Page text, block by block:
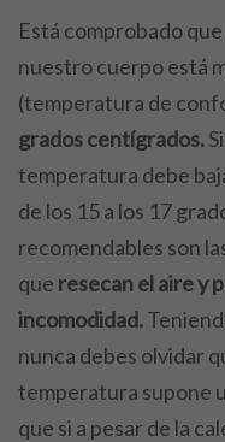
Está comprobado
nuestro cuerpo está
(temperatura de
grados centígrados.
temperatura debe
de los 15 a los 17
recomendables son
que resecan el aire y
incomodidad.
nunca debes olvidar
temperatura supone
que si a pesar de la